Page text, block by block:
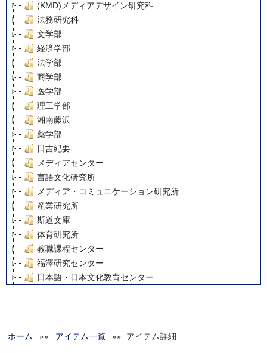
(KMD)メディアデザイン研究科
法務研究科
文学部
経済学部
法学部
商学部
医学部
理工学部
湘南藤沢
薬学部
日吉紀要
メディアセンター
言語文化研究所
メディア・コミュニケーション研究所
産業研究所
斯道文庫
体育研究所
教職課程センター
福澤研究センター
日本語・日本文化教育センター
グローバルリサーチインスティテュート
ホーム »» アイテム一覧 »» アイテム詳細